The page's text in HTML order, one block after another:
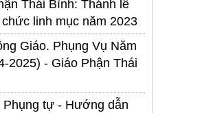
Thái Bình: Thánh lễ
linh mục năm 2023
Giáo. Phụng Vụ Năm
2025) - Giáo Phận Thái
Phụng tự - Hướng dẫn